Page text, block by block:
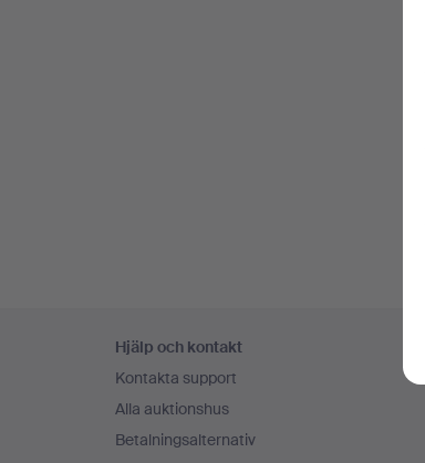
Hjälp och kontakt
Kontakta support
Alla auktionshus
Betalningsalternativ